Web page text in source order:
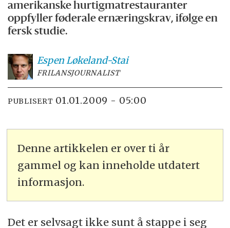
amerikanske hurtigmatrestauranter
oppfyller føderale ernæringskrav, ifølge en
fersk studie.
EspenLøkeland-Stai
FRILANSJOURNALIST
PUBLISERT 01.01.2009 - 05:00
Denne artikkelen er over ti år
gammel og kan inneholde utdatert
informasjon.
Det er selvsagt ikke sunt å stappe i seg